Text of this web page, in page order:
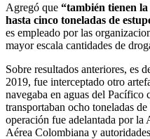
Agregó que “también tienen
hasta cinco toneladas de
es empleado por las
mayor escala cantidades de
Sobre resultados anteriores, es
2019, fue interceptado otro
navegaba en aguas del Pacífico
transportaban ocho toneladas
operación fue adelantada por la
Aérea Colombiana y